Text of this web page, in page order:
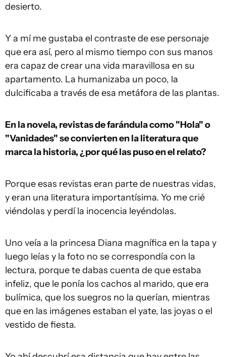
desierto.
Y a mí me gustaba el contraste de ese personaje
que era así, pero al mismo tiempo con sus manos
era capaz de crear una vida maravillosa en su
apartamento. La humanizaba un poco, la
dulcificaba a través de esa metáfora de las plantas.
En la novela, revistas de farándula como "Hola" o
"Vanidades" se convierten en la literatura que
marca la historia, ¿por qué las puso en el relato?
Porque esas revistas eran parte de nuestras vidas,
y eran una literatura importantísima. Yo me crié
viéndolas y perdí la inocencia leyéndolas.
Uno veía a la princesa Diana magnífica en la tapa y
luego leías y la foto no se correspondía con la
lectura, porque te dabas cuenta de que estaba
infeliz, que le ponía los cachos al marido, que era
bulímica, que los suegros no la querían, mientras
que en las imágenes estaban el yate, las joyas o el
vestido de fiesta.